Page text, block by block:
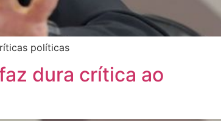
políticas
dura crítica ao